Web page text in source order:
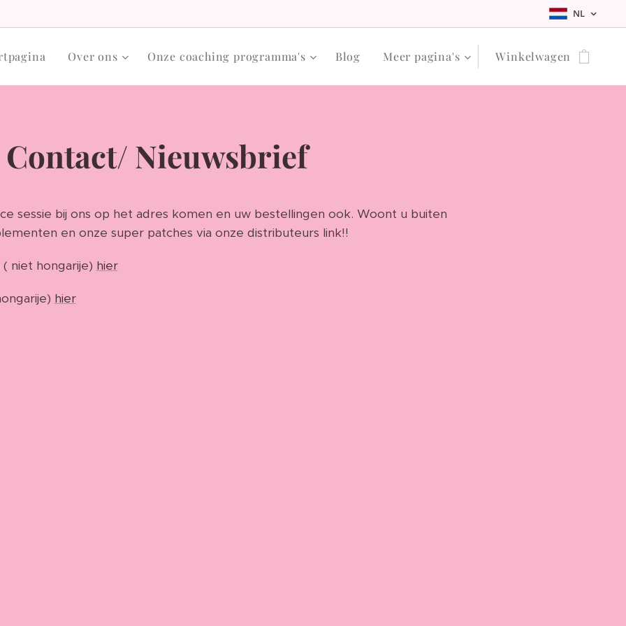
NL
Over ons Onze coaching programma's Blog Meer pagina's Winkelwagen
Contact/ Nieuwsbrief
sessie bij ons op het adres komen en uw bestellingen ook. Woont u buiten
en onze super patches via onze distributeurs link!!
niet hongarije) hier
hier